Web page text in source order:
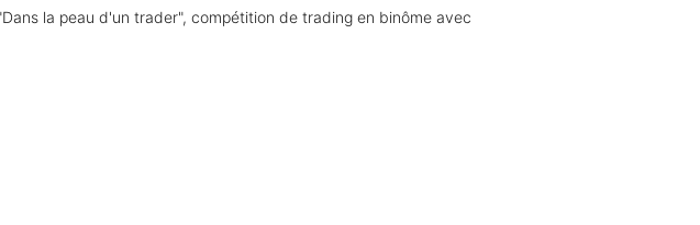
la peau d'un trader", compétition de trading en binôme avec